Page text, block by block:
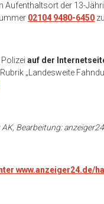
Aufenthaltsort der 13-
02104 9480-6450
auf der
„Landesweite
Bearbeitung:
www.anzeiger24.de/